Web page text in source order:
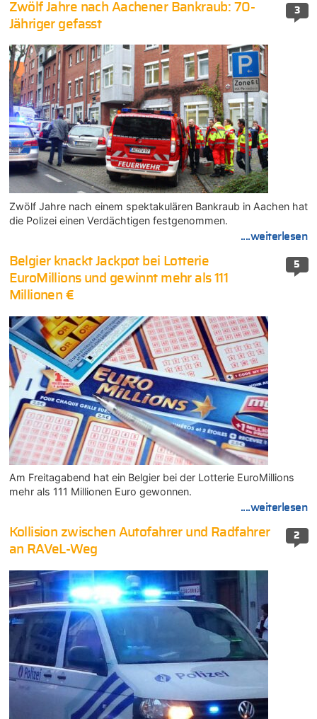
3
Zwölf Jahre nach Aachener Bankraub: 70-
Jähriger gefasst
Zwölf Jahre nach einem spektakulären Bankraub in Aachen hat
die Polizei einen Verdächtigen festgenommen.
....weiterlesen
5
Belgier knackt Jackpot bei Lotterie
EuroMillions und gewinnt mehr als 111
Millionen €
Am Freitagabend hat ein Belgier bei der Lotterie EuroMillions
mehr als 111 Millionen Euro gewonnen.
....weiterlesen
2
Kollision zwischen Autofahrer und Radfahrer
an RAVeL-Weg